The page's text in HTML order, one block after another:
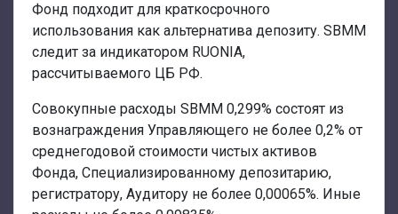
Фонд подходит для краткосрочного
использования как альтернатива депозиту. SBMM
следит за индикатором RUONIA,
рассчитываемого ЦБ РФ.
Совокупные расходы SBMM 0,299% состоят из
вознаграждения Управляющего не более 0,2% от
среднегодовой стоимости чистых активов
Фонда, Специализированному депозитарию,
регистратору, Аудитору не более 0,00065%. Иные